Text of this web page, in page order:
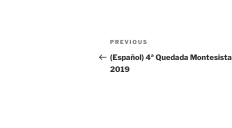
Post
navigation
Previous
Post
PREVIOUS
(Español) 4ª Quedada Montesista
2019